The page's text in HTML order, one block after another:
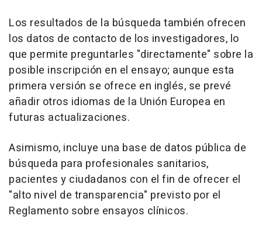
Los resultados de la búsqueda también ofrecen
los datos de contacto de los investigadores, lo
que permite preguntarles "directamente" sobre la
posible inscripción en el ensayo; aunque esta
primera versión se ofrece en inglés, se prevé
añadir otros idiomas de la Unión Europea en
futuras actualizaciones.
Asimismo, incluye una base de datos pública de
búsqueda para profesionales sanitarios,
pacientes y ciudadanos con el fin de ofrecer el
"alto nivel de transparencia" previsto por el
Reglamento sobre ensayos clínicos.